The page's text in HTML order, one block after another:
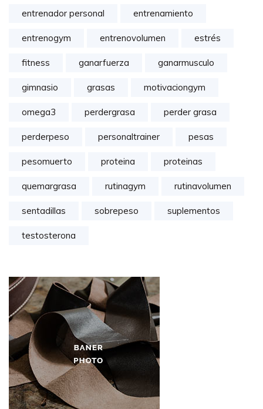
entrenador personal entrenamiento
entrenogym entrenovolumen estrés
fitness ganarfuerza ganarmusculo
gimnasio grasas motivaciongym
omega3 perdergrasa perder grasa
perderpeso personaltrainer pesas
pesomuerto proteina proteinas
quemargrasa rutinagym rutinavolumen
sentadillas sobrepeso suplementos
testosterona